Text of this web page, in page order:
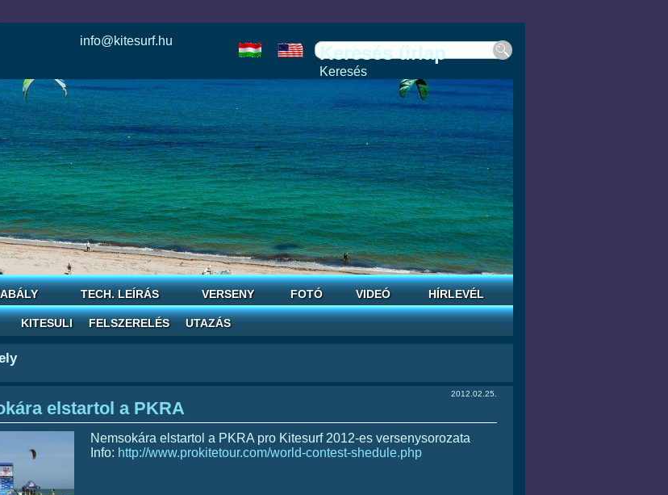
info@kitesurf.hu
Keresés űrlap
Keresés
esle
today
horoscope
reddit
save
TECH. LEÍRÁS VERSENY FOTÓ VIDEÓ HÍRLEVÉL
KITESULI FELSZERELÉS UTAZÁS
2012.02.25.
elstartol a PKRA
Nemsokára elstartol a PKRA pro Kitesurf 2012-es versenysorozata
Info: http://www.prokitetour.com/world-contest-shedule.php